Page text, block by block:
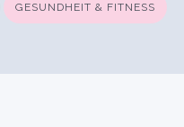
GESUNDHEIT & FITNESS